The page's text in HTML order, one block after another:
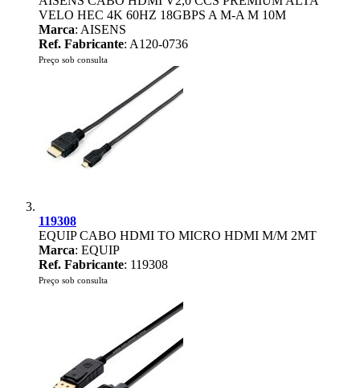
VELO HEC 4K 60HZ 18GBPS A M-A M 10M
Marca: AISENS
Ref. Fabricante: A120-0736
Preço sob consulta
119308
EQUIP CABO HDMI TO MICRO HDMI M/M 2MT
Marca: EQUIP
Ref. Fabricante: 119308
Preço sob consulta